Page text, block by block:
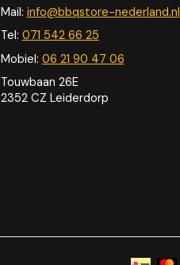
Mail: info@bbqstore-nederland.nl
Tel: 071 542 66 25
Mobiel: 06 21 90 47 06
Touwbaan 26E
2352 CZ Leiderdorp